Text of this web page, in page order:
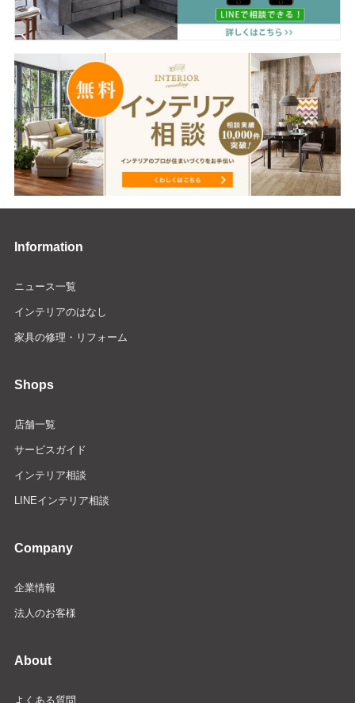
Information
ニュース一覧
インテリアのはなし
家具の修理・リフォーム
Shops
店舗一覧
サービスガイド
インテリア相談
LINEインテリア相談
Company
企業情報
法人のお客様
About
よくある質問